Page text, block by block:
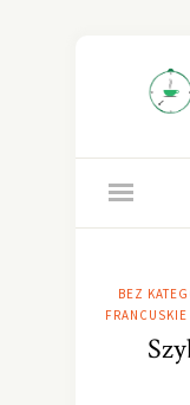
BEZ
FRANCUSKIE